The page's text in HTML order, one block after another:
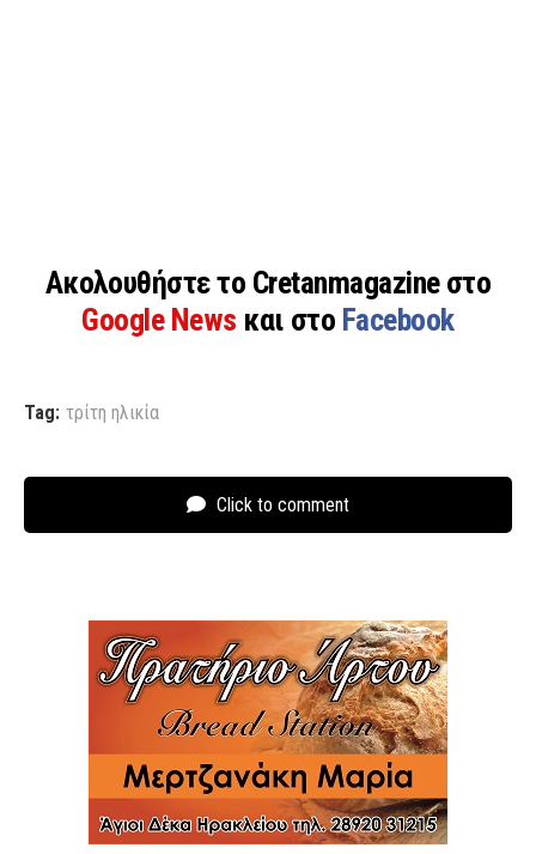
Ακολουθήστε το Cretanmagazine στο
Google News και στο Facebook
Tag: τρίτη ηλικία
Click to comment